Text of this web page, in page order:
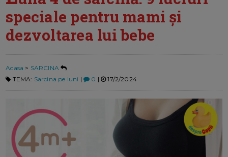
speciale pentru mami și
dezvoltarea lui bebe
Acasa > SARCINA
TEMA: Sarcina pe luni | 0 | 17/2/2024